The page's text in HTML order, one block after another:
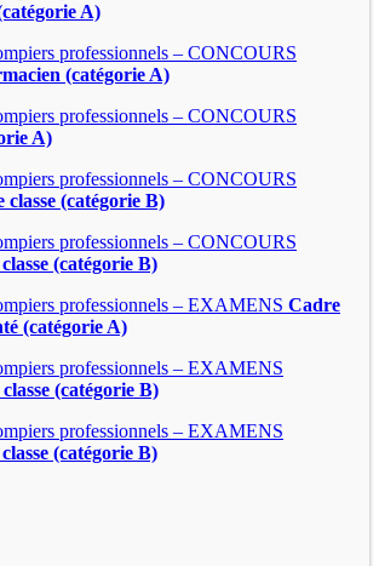
A)
professionnels – CONCOURS
(catégorie A)
professionnels – CONCOURS
A)
professionnels – CONCOURS
classe (catégorie B)
professionnels – CONCOURS
(catégorie B)
professionnels – EXAMENS Cadre
(catégorie A)
professionnels – EXAMENS
(catégorie B)
professionnels – EXAMENS
(catégorie B)